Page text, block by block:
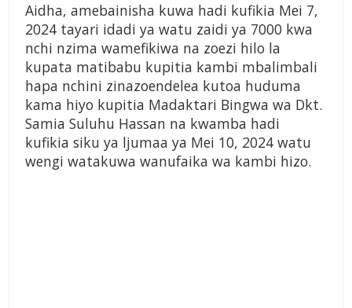
Aidha, amebainisha kuwa hadi kufikia Mei 7,
2024 tayari idadi ya watu zaidi ya 7000 kwa
nchi nzima wamefikiwa na zoezi hilo la
kupata matibabu kupitia kambi mbalimbali
hapa nchini zinazoendelea kutoa huduma
kama hiyo kupitia Madaktari Bingwa wa Dkt.
Samia Suluhu Hassan na kwamba hadi
kufikia siku ya ljumaa ya Mei 10, 2024 watu
wengi watakuwa wanufaika wa kambi hizo.